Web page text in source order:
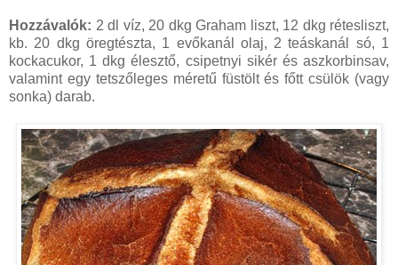
Hozzávalók: 2 dl víz, 20 dkg Graham liszt, 12 dkg rétesliszt,
kb. 20 dkg öregtészta, 1 evőkanál olaj, 2 teáskanál só, 1
kockacukor, 1 dkg élesztő, csipetnyi sikér és aszkorbinsav,
valamint egy tetszőleges méretű füstölt és főtt csülök (vagy
sonka) darab.